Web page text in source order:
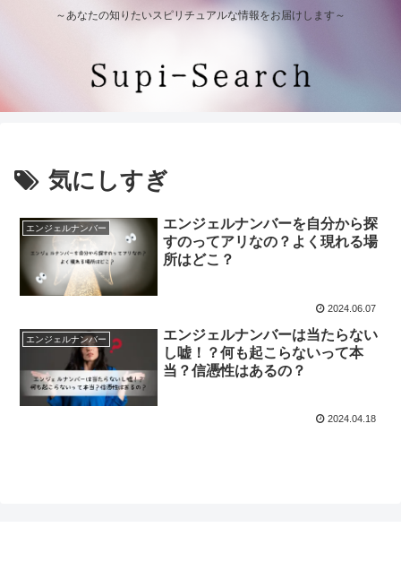
～あなたの知りたいスピリチュアルな情報をお届けします～
気にしすぎ
エンジェルナンバー
エンジェルナンバーを自分から探
すのってアリなの？よく現れる場
所はどこ？
2024.06.07
エンジェルナンバー
エンジェルナンバーは当たらない
し嘘！？何も起こらないって本
当？信憑性はあるの？
2024.04.18